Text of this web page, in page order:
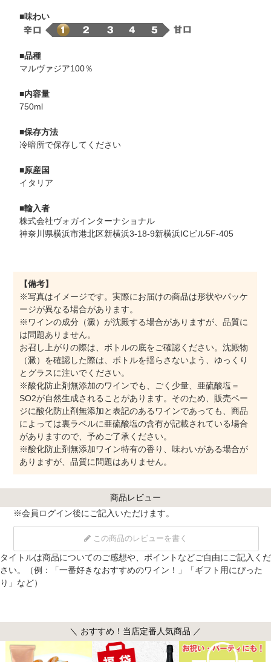
■味わい
■品種
マルヴァジア100％
■内容量
750ml
■保存方法
冷暗所で保存してください
■原産国
イタリア
■輸入者
株式会社ヴォガインターナショナル
神奈川県横浜市港北区新横浜3-18-9新横浜ICビル5F-405
【備考】
※写真はイメージです。実際にお届けの商品は形状やパッケ
ージが異なる場合があります。
※ワインの成分（澱）が沈殿する場合がありますが、品質に
は問題ありません。
お召し上がりの際は、ボトルの底をご確認ください。沈殿物
（澱）を確認した際は、ボトルを揺らさないよう、ゆっくり
とグラスに注いでください。
※酸化防止剤無添加のワインでも、ごく少量、亜硫酸塩＝
SO2が自然生成されることがあります。そのため、販売ペー
ジに酸化防止剤無添加と表記のあるワインであっても、商品
によっては裏ラベルに亜硫酸塩の含有が記載されている場合
がありますので、予めご了承ください。
※酸化防止剤無添加ワイン特有の香り、味わいがある場合が
ありますが、品質に問題はありません。
商品レビュー
※会員ログイン後にご記入いただけます。
この商品のレビューを書く
タイトルは商品についてのご感想や、ポイントなどご自由にご記入くだ
さい。（例：「一番好きなおすすめのワイン！」「ギフト用にぴった
り」など）
＼ おすすめ！当店定番人気商品 ／